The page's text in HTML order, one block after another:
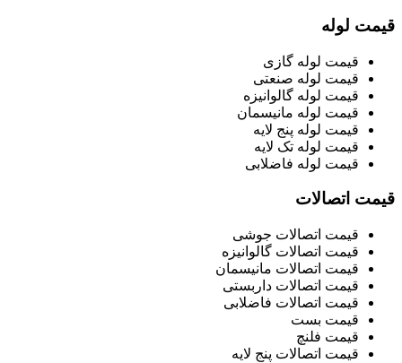
قیمت لوله
قیمت لوله گازی
قیمت لوله صنعتی
قیمت لوله گالوانیزه
قیمت لوله مانیسمان
قیمت لوله پنج لایه
قیمت لوله تک لایه
قیمت لوله فاضلابی
قیمت اتصالات
قیمت اتصالات جوشی
قیمت اتصالات گالوانیزه
قیمت اتصالات مانیسمان
قیمت اتصالات داربستی
قیمت اتصالات فاضلابی
قیمت بست
قیمت فلنچ
قیمت اتصالات پنج لایه